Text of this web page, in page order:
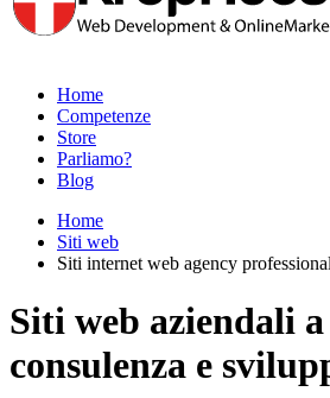
Home
Competenze
Store
Parliamo?
Blog
Home
Siti web
Siti internet web agency
Siti web aziendali
consulenza e